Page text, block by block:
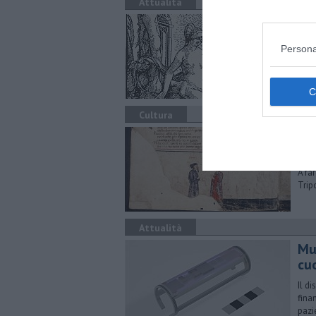
Cultura
A
Attualità
Il